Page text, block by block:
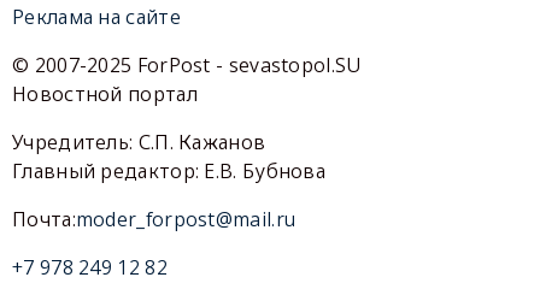
Реклама на сайте
© 2007-2025 ForPost - sevastopol.SU
Новостной портал
Учредитель: С.П. Кажанов
Главный редактор: Е.В. Бубнова
Почта:moder_forpost@mail.ru
+7 978 249 12 82